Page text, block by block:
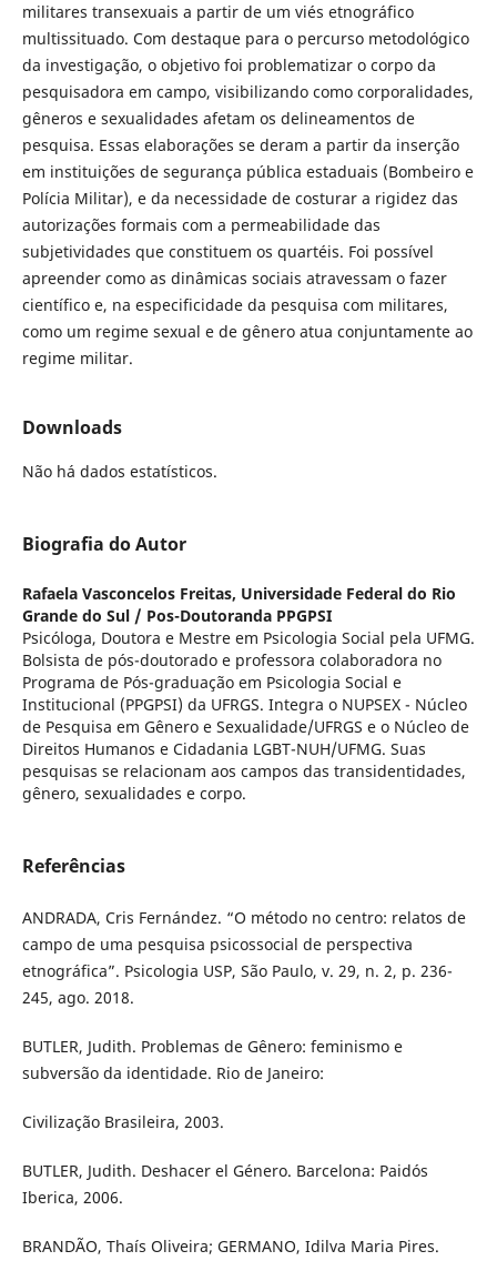
militares transexuais a partir de um viés etnográfico
multissituado. Com destaque para o percurso metodológico
da investigação, o objetivo foi problematizar o corpo da
pesquisadora em campo, visibilizando como corporalidades,
gêneros e sexualidades afetam os delineamentos de
pesquisa. Essas elaborações se deram a partir da inserção
em instituições de segurança pública estaduais (Bombeiro e
Polícia Militar), e da necessidade de costurar a rigidez das
autorizações formais com a permeabilidade das
subjetividades que constituem os quartéis. Foi possível
apreender como as dinâmicas sociais atravessam o fazer
científico e, na especificidade da pesquisa com militares,
como um regime sexual e de gênero atua conjuntamente ao
regime militar.
Downloads
Não há dados estatísticos.
Biografia do Autor
Rafaela Vasconcelos Freitas, Universidade Federal do Rio
Grande do Sul / Pos-Doutoranda PPGPSI
Psicóloga, Doutora e Mestre em Psicologia Social pela UFMG.
Bolsista de pós-doutorado e professora colaboradora no
Programa de Pós-graduação em Psicologia Social e
Institucional (PPGPSI) da UFRGS. Integra o NUPSEX - Núcleo
de Pesquisa em Gênero e Sexualidade/UFRGS e o Núcleo de
Direitos Humanos e Cidadania LGBT-NUH/UFMG. Suas
pesquisas se relacionam aos campos das transidentidades,
gênero, sexualidades e corpo.
Referências
ANDRADA, Cris Fernández. “O método no centro: relatos de
campo de uma pesquisa psicossocial de perspectiva
etnográfica”. Psicologia USP, São Paulo, v. 29, n. 2, p. 236-
245, ago. 2018.
BUTLER, Judith. Problemas de Gênero: feminismo e
subversão da identidade. Rio de Janeiro:
Civilização Brasileira, 2003.
BUTLER, Judith. Deshacer el Género. Barcelona: Paidós
Iberica, 2006.
BRANDÃO, Thaís Oliveira; GERMANO, Idilva Maria Pires.